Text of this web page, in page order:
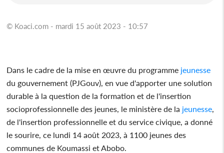
© Koaci.com - mardi 15 août 2023 - 10:57
Dans le cadre de la mise en œuvre du programme jeunesse
du gouvernement (PJGouv), en vue d'apporter une solution
durable à la question de la formation et de l'insertion
socioprofessionnelle des jeunes, le ministère de la jeunesse
de l'insertion professionnelle et du service civique, a donné
le sourire, ce lundi 14 août 2023, à 1100 jeunes des
communes de Koumassi et Abobo.